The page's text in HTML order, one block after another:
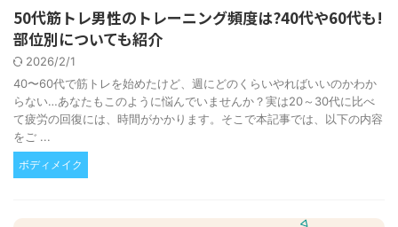
50代筋トレ男性のトレーニング頻度は?40代や60代も!
部位別についても紹介
2026/2/1
40〜60代で筋トレを始めたけど、週にどのくらいやればいいのかわか
らない…あなたもこのように悩んでいませんか？実は20～30代に比べ
て疲労の回復には、時間がかかります。そこで本記事では、以下の内容
をご ...
ボディメイク